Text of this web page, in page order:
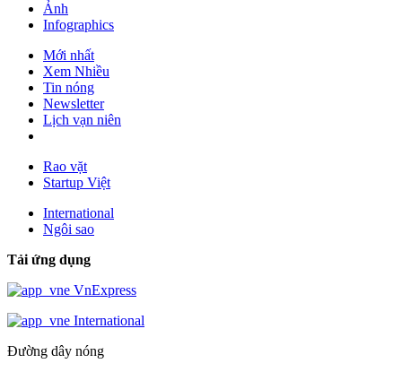
Ảnh
Infographics
Mới nhất
Xem Nhiều
Tin nóng
Newsletter
Lịch vạn niên
Rao vặt
Startup Việt
International
Ngôi sao
Tải ứng dụng
VnExpress
International
Đường dây nóng